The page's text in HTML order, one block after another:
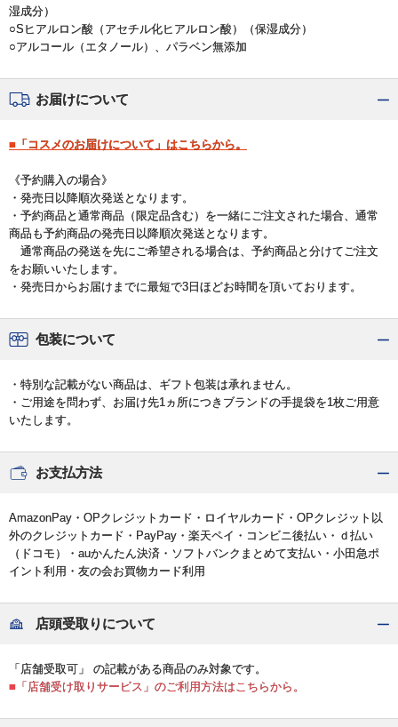
湿成分）
○Sヒアルロン酸（アセチル化ヒアルロン酸）（保湿成分）
○アルコール（エタノール）、パラベン無添加
お届けについて
■「コスメのお届けについて」はこちらから。
《予約購入の場合》
・発売日以降順次発送となります。
・予約商品と通常商品（限定品含む）を一緒にご注文された場合、通常
商品も予約商品の発売日以降順次発送となります。
通常商品の発送を先にご希望される場合は、予約商品と分けてご注文
をお願いいたします。
・発売日からお届けまでに最短で3日ほどお時間を頂いております。
包装について
・特別な記載がない商品は、ギフト包装は承れません。
・ご用途を問わず、お届け先1ヵ所につきブランドの手提袋を1枚ご用意
いたします。
お支払方法
AmazonPay・OPクレジットカード・ロイヤルカード・OPクレジット以
外のクレジットカード・PayPay・楽天ペイ・コンビニ後払い・ｄ払い
（ドコモ）・auかんたん決済・ソフトバンクまとめて支払い・小田急ポ
イント利用・友の会お買物カード利用
店頭受取りについて
「店舗受取可」 の記載がある商品のみ対象です。
■「店舗受け取りサービス」のご利用方法はこちらから。